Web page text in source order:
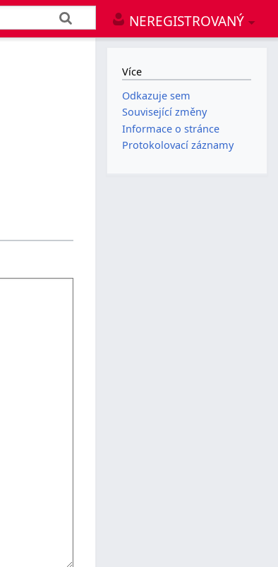
NEREGISTROVANÝ
Více
Odkazuje sem
Související změny
Informace o stránce
Protokolovací záznamy